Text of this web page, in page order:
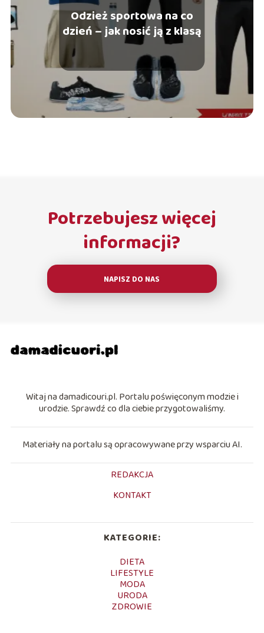
Odzież sportowa na co
dzień – jak nosić ją z klasą
Potrzebujesz więcej
informacji?
NAPISZ DO NAS
Witaj na damadicouri.pl. Portalu poświęconym modzie i
urodzie. Sprawdź co dla ciebie przygotowaliśmy.
Materiały na portalu są opracowywane przy wsparciu AI.
REDAKCJA
KONTAKT
KATEGORIE:
DIETA
LIFESTYLE
MODA
URODA
ZDROWIE